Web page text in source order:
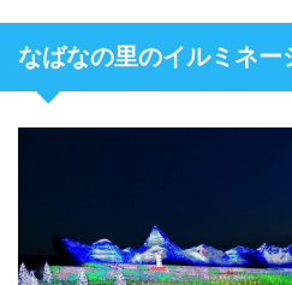
なばなの里のイルミネ